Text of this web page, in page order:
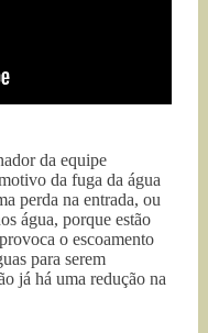
da equipe
da fuga da água
perda na entrada, ou
água, porque estão
o escoamento
para serem
já há uma redução na